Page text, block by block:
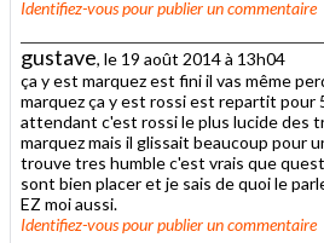
Identifiez-vouspour publier un commentaire
gustave, le 19 août 2014 à 13h04
ça y est marquez est fini il vas même
marquez ça y est rossi est repartit pour
attendant c'est rossi le plus lucide des
marquez mais il glissait beaucoup pour
trouve tres humble c'est vrais que
sont bien placer et je sais de quoi le
EZ moi aussi.
Identifiez-vouspour publier un commentaire